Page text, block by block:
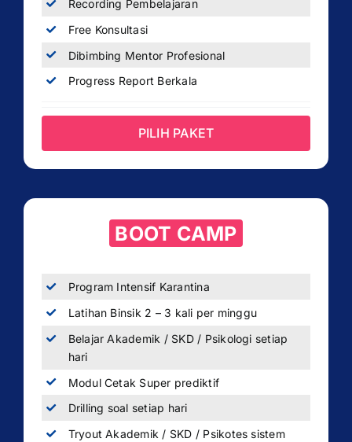
Recording Pembelajaran
Free Konsultasi
Dibimbing Mentor Profesional
Progress Report Berkala
PILIH PAKET
BOOT CAMP
Program Intensif Karantina
Latihan Binsik 2 – 3 kali per minggu
Belajar Akademik / SKD / Psikologi setiap
hari
Modul Cetak Super prediktif
Drilling soal setiap hari
Tryout Akademik / SKD / Psikotes sistem